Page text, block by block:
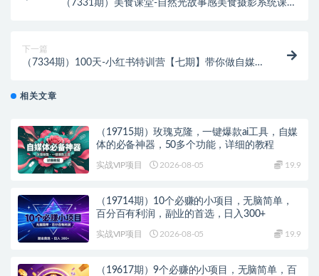
（7331期）美食课堂-自然光故事感美食摄影系统课：
下一篇
（7334期）100天-小红书特训营【七期】带你做自媒
相关文章
（19715期）玫瑰克隆，一键爆款ai工具，自媒
体的必备神器，50多个功能，详细的教程
实战VIP项目 2026-08-05 19.9
（19714期）10个必赚的小项目，无脑简单，
百分百有利润，副业的首选，日入300+
实战VIP项目 2026-08-05 19.9
（19617期）9个必赚的小项目，无脑简单，百